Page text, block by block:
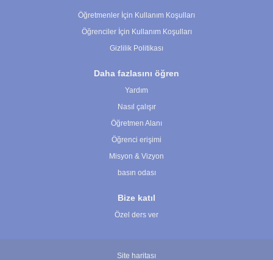
Öğretmenler İçin Kullanım Koşulları
Öğrenciler İçin Kullanım Koşulları
Gizlilik Politikası
Daha fazlasını öğren
Yardım
Nasıl çalışır
Öğretmen Alanı
Öğrenci erişimi
Misyon & Vizyon
basın odası
Bize katıl
Özel ders ver
Site haritası